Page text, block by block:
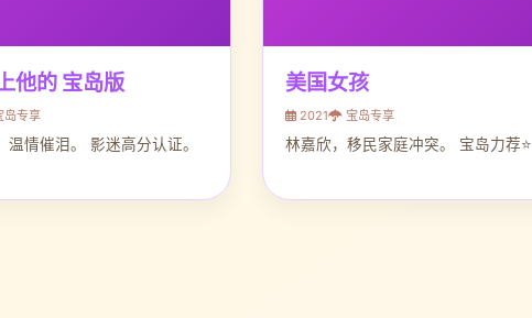
他的 宝岛版
岛专享
温情催泪。 影迷高分认证。
美国女孩
2021 宝岛专享
林嘉欣，移民家庭冲突。 宝岛力荐⭐